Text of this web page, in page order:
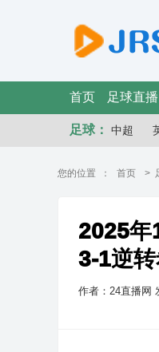
首页 足球直播
足球： 中超
您的位置 ： 首页 >
2025年
3-1逆
作者：24直播网